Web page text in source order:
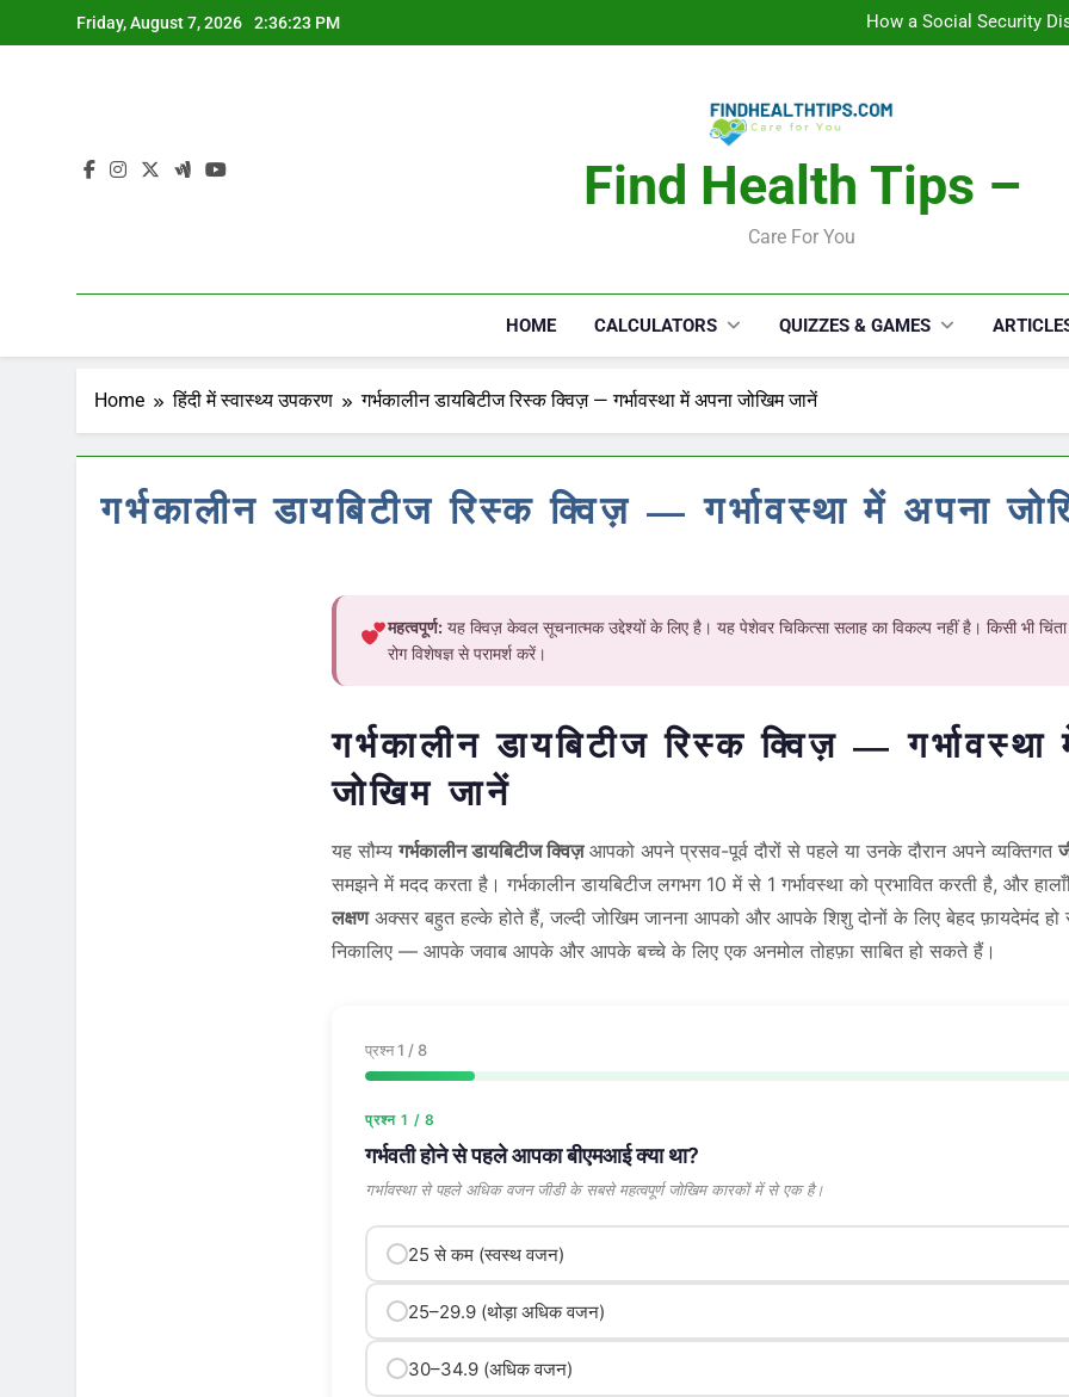
to
Friday, August 7, 2026 2:36:24 PM
How a Social Security
Car Accident Injuries and
Car Accident Injuries and
Find Health Tips –
Care For You
HOME CALCULATORS QUIZZES & GAMES
Home हिंदी में स्वास्थ्य उपकरण गर्भकालीन डायबिटीज रिस्क क्विज़ — गर्भावस्था में अपना जोखिम जानें
गर्भकालीन डायबिटीज रिस्क क्विज़ — गर्भावस्था में अपना
महत्वपूर्ण:यह क्विज़ केवल सूचनात्मक उद्देश्यों के लिए है। यह पेशेवर चिकित्सा सलाह का विकल्प नहीं है। किसी भी
रोग विशेषज्ञ से परामर्श करें।
गर्भकालीन डायबिटीज रिस्क क्विज़ —
जोखिम जानें
यह सौम्यगर्भकालीन डायबिटीज क्विज़आपको अपने प्रसव-पूर्व दौरों से पहले या उनके दौरान अपने व्यक्तिगत
समझने में मदद करता है। गर्भकालीन डायबिटीज लगभग 10 में से 1 गर्भावस्था को प्रभावित करती है, और
लक्षणअक्सर बहुत हल्के होते हैं, जल्दी जोखिम जानना आपको और आपके शिशु दोनों के लिए बेहद फ़ायदेमंद
निकालिए — आपके जवाब आपके और आपके बच्चे के लिए एक अनमोल तोहफ़ा साबित हो सकते हैं।
प्रश्न 1 / 8
प्रश्न 1 / 8
गर्भवती होने से पहले आपका बीएमआई क्या था?
गर्भावस्था से पहले अधिक वजन जीडी के सबसे महत्वपूर्ण जोखिम कारकों में से एक है।
25 से कम (स्वस्थ वजन)
25–29.9 (थोड़ा अधिक वजन)
30–34.9 (अधिक वजन)